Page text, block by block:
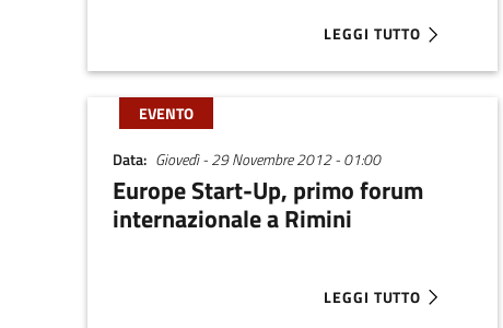
LEGGI TUTTO
ABOUT AL VIA LA
EVENTO
Data Giovedì - 29 Novembre 2012 - 01:00
Europe Start-Up, primo forum
internazionale a Rimini
LEGGI TUTTO
ABOUT EUROPE